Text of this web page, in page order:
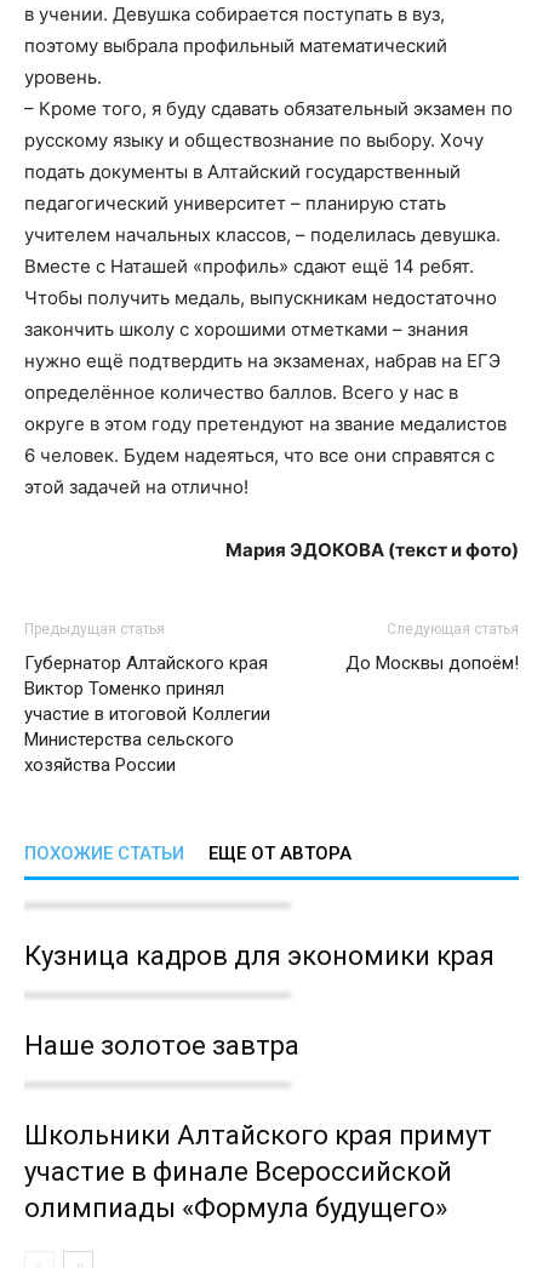
в учении. Девушка собирается поступать в вуз,
поэтому выбрала профильный математический
уровень.
– Кроме того, я буду сдавать обязательный экзамен по
русскому языку и обществознание по выбору. Хочу
подать документы в Алтайский государственный
педагогический университет – планирую стать
учителем начальных классов, – поделилась девушка.
Вместе с Наташей «профиль» сдают ещё 14 ребят.
Чтобы получить медаль, выпускникам недостаточно
закончить школу с хорошими отметками – знания
нужно ещё подтвердить на экзаменах, набрав на ЕГЭ
определённое количество баллов. Всего у нас в
округе в этом году претендуют на звание медалистов
6 человек. Будем надеяться, что все они справятся с
этой задачей на отлично!
Мария ЭДОКОВА (текст и фото)
Предыдущая статья
Губернатор Алтайского края
Виктор Томенко принял
участие в итоговой Коллегии
Министерства сельского
хозяйства России
Следующая статья
До Москвы допоём!
ПОХОЖИЕ СТАТЬИ ЕЩЕ ОТ АВТОРА
Кузница кадров для экономики края
Наше золотое завтра
Школьники Алтайского края примут
участие в финале Всероссийской
олимпиады «Формула будущего»